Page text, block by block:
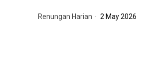
Renungan Harian 2 May 2026